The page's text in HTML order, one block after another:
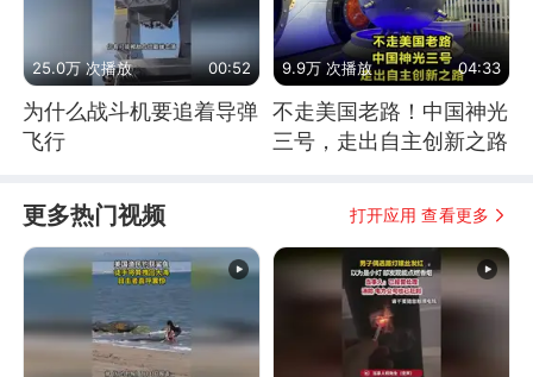
25.0万 次播放 00:52
为什么战斗机要追着导弹
飞行
9.9万 次播放 04:33
不走美国老路！中国神光
三号，走出自主创新之路
更多热门视频 打开应用 查看更多